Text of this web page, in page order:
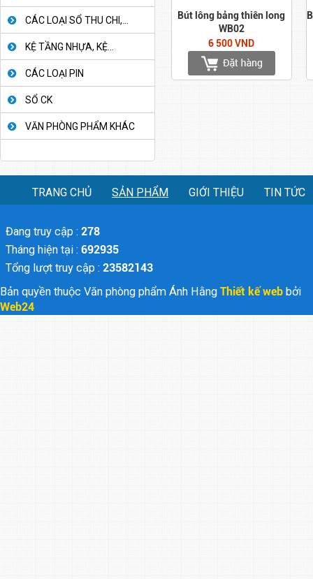
CÁC LOẠI SỔ THU CHI,...
KỆ TẦNG NHỰA, KỆ...
CÁC LOẠI PIN
SỔ CK
VĂN PHÒNG PHẨM KHÁC
Bút lông bảng thiên long
WB02
6 500 VND
TRANG CHỦ SẢN PHẨM GIỚI THIỆU TIN TỨC
Đang truy cập : 278
Tháng hiện tại : 692935
Tổng lượt truy cập : 23582143
Bản quyền thuộc Văn phòng phẩm Ánh Hằng Thiết kế web bởi
Web24